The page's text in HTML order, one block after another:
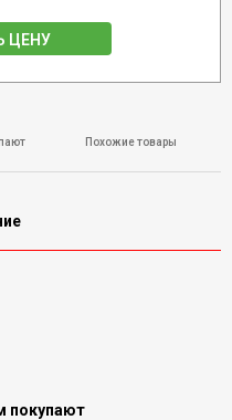
ЦЕНУ
Похожие товары
покупают